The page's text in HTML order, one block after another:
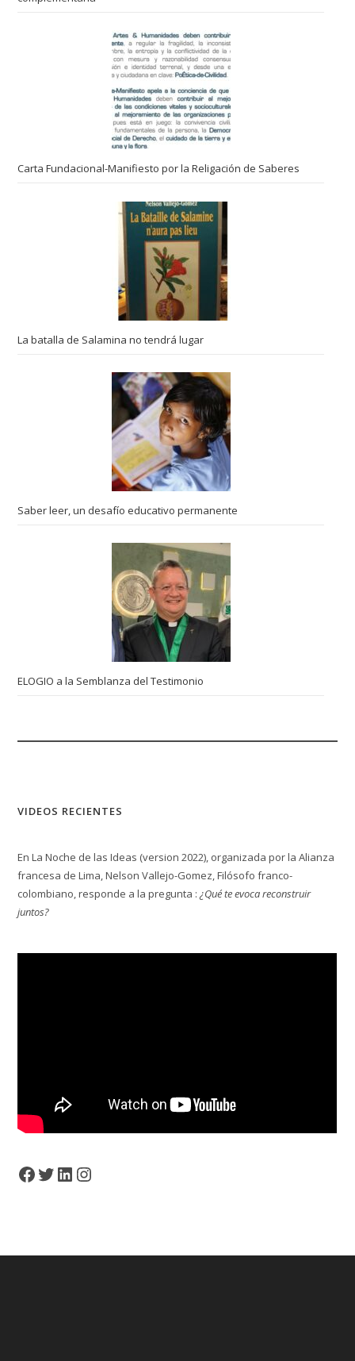
Carta Fundacional-Manifiesto por la Religación de Saberes
La batalla de Salamina no tendrá lugar
Saber leer, un desafío educativo permanente
ELOGIO a la Semblanza del Testimonio
VIDEOS RECIENTES
En La Noche de las Ideas (version 2022), organizada por la Alianza
francesa de Lima, Nelson Vallejo-Gomez, Filósofo franco-
colombiano, responde a la pregunta :¿Qué te evoca reconstruir
juntos?
Facebook
TwitterLinkedInInstagram